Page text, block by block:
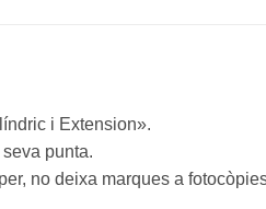
i Extension».
punta.
no deixa marques a